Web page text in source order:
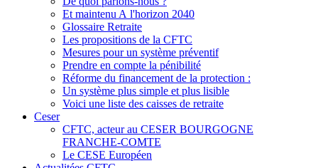
Et maintenu A l'horizon 2040
Glossaire Retraite
Les propositions de la CFTC
Mesures pour un système préventif
Prendre en compte la pénibilité
Réforme du financement de la protection :
Un système plus simple et plus lisible
Voici une liste des caisses de retraite
Ceser
CFTC, acteur au CESER BOURGOGNE
FRANCHE-COMTE
Le CESE Européen